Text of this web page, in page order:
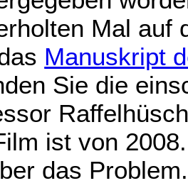
Mal auf
Manuskript
Sie die
ist von
das